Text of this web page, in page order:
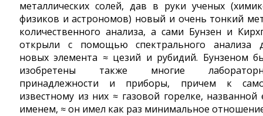
металлических солей, дав в руки ученых
физиков и астрономов) новый и очень тонкий
количественного анализа, а сами Бунзен и
открыли с помощью спектрального анализа
новых элемента ≈ цезий и рубидий. Бунзеном
изобретены также многие
принадлежности и приборы, причем к
известному из них ≈ газовой горелке, названной
именем, ≈ он имел как раз минимальное